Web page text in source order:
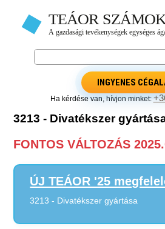
INGYENES
Ha kérdése van, hívjon minket:
3213 - Divatékszer
FONTOS VÁLTOZÁS
ÚJ TEÁOR '25
3213 - Divatékszer gyártása